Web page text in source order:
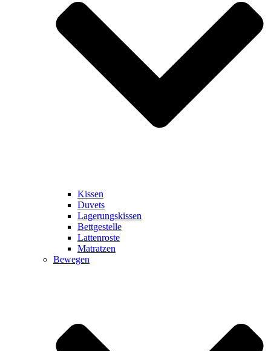
Kissen
Duvets
Lagerungskissen
Bettgestelle
Lattenroste
Matratzen
Bewegen